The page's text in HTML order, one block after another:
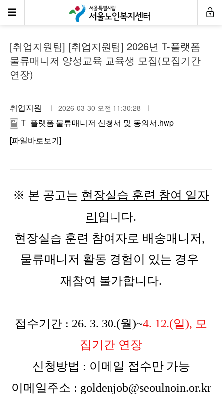
공지사항
[취업지원팀] [취업지원팀] 2026년 T-플랫폼
물류매니저 양성교육 교육생 모집(모집기간
연장)
취업지원 ㅣ 2026-03-30 오전 11:30:28 ㅣ
T_플랫폼 물류매니저 신청서 및 동의서.hwp
[파일바로보기]
※ 본 공고는 현장실습 훈련 참여 일자
리 입니다.
현장실습 훈련 참여자로 배송매니저,
물류매니저 활동 경험이 있는 경우
재참여 불가합니다.
접수기간 : 26. 3. 30.(월)~4. 12.(일), 모
집기간 연장
신청방법 : 이메일 접수만 가능
이메일주소 : goldenjob@seoulnoin.or.kr